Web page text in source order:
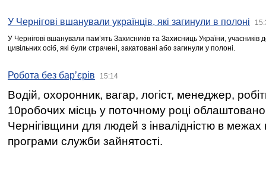
У Чернігові вшанували українців, які загинули в полоні
У Чернігові вшанували пам’ять Захисників та Захисниць України,
цивільних осіб, які були страчені, закатовані або загинули у полоні.
Робота без бар’єрів 15:14
Водій, охоронник, вагар, логіст, менеджер,
10робочих місць у поточному році
Чернігівщини для людей з інвалідністю в межах
програми служби зайнятості.